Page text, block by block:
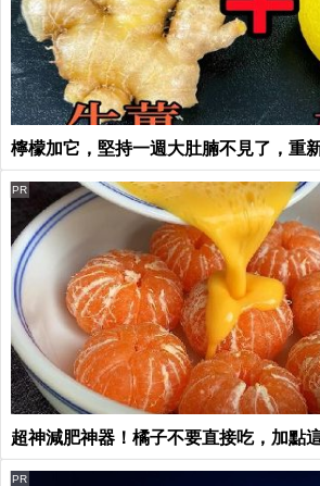
檸檬加它，堅持一週大肚腩不見了，重
超神減肥神器！橘子不要直接吃，加點
PR
PR